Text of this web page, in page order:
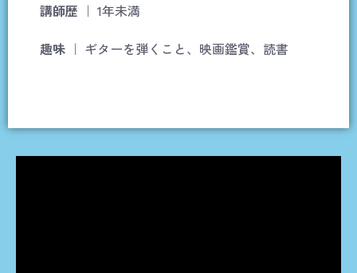
講師歴 ｜ 1年未満
趣味 ｜ ギターを弾くこと、映画鑑賞、読書